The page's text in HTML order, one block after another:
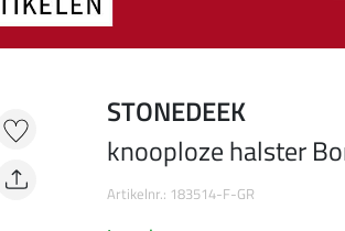
STONEDEEK
knooploze halster
Artikelnr.: 183514-F-GR